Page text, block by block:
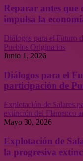
Reparar antes que
impulsa la
Diálogos para el Futuro
Pueblos Originarios
Junio 1, 2026
Diálogos para el
participación de
Explotación de Salares
extinción del Flamenco
Mayo 30, 2026
Explotación de
la progresiva